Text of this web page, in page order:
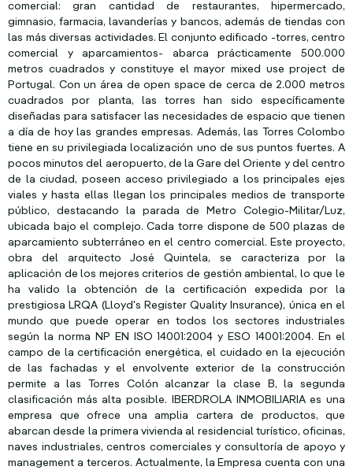
comercial: gran cantidad de restaurantes, hipermercado,
gimnasio, farmacia, lavanderías y bancos, además de tiendas con
las más diversas actividades. El conjunto edificado -torres, centro
comercial y aparcamientos- abarca prácticamente 500.000
metros cuadrados y constituye el mayor mixed use project de
Portugal. Con un área de open space de cerca de 2.000 metros
cuadrados por planta, las torres han sido específicamente
diseñadas para satisfacer las necesidades de espacio que tienen
a día de hoy las grandes empresas. Además, las Torres Colombo
tiene en su privilegiada localización uno de sus puntos fuertes. A
pocos minutos del aeropuerto, de la Gare del Oriente y del centro
de la ciudad, poseen acceso privilegiado a los principales ejes
viales y hasta ellas llegan los principales medios de transporte
público, destacando la parada de Metro Colegio-Militar/Luz,
ubicada bajo el complejo. Cada torre dispone de 500 plazas de
aparcamiento subterráneo en el centro comercial. Este proyecto,
obra del arquitecto José Quintela, se caracteriza por la
aplicación de los mejores criterios de gestión ambiental, lo que le
ha valido la obtención de la certificación expedida por la
prestigiosa LRQA (Lloyd's Register Quality Insurance), única en el
mundo que puede operar en todos los sectores industriales
según la norma NP EN ISO 14001:2004 y ESO 14001:2004. En el
campo de la certificación energética, el cuidado en la ejecución
de las fachadas y el envolvente exterior de la construcción
permite a las Torres Colón alcanzar la clase B, la segunda
clasificación más alta posible. IBERDROLA INMOBILIARIA es una
empresa que ofrece una amplia cartera de productos, que
abarcan desde la primera vivienda al residencial turístico, oficinas,
naves industriales, centros comerciales y consultoría de apoyo y
management a terceros. Actualmente, la Empresa cuenta con una